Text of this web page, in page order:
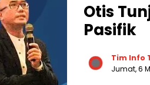
Otis
Pasifik
Tim Info
Jumat, 6